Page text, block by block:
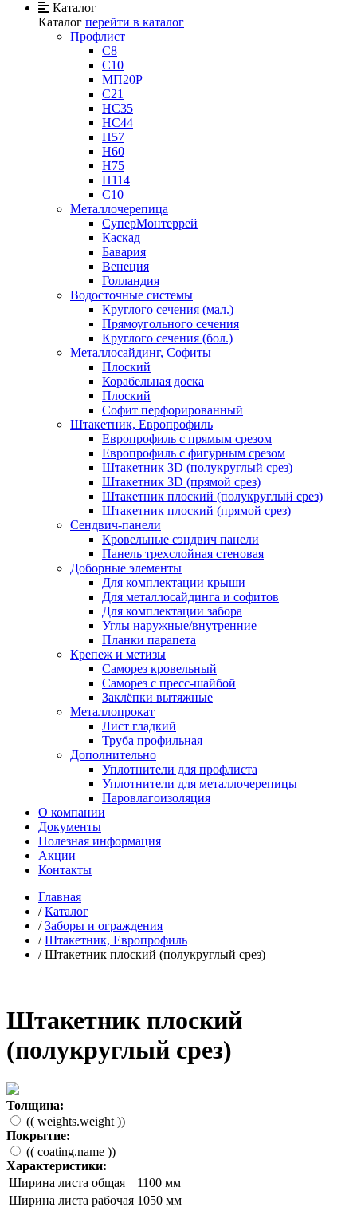
Каталог
Каталог перейти в каталог
Профлист
С8
С10
МП20Р
С21
HC35
НС44
Н57
Н60
Н75
Н114
С10
Металлочерепица
СуперМонтеррей
Каскад
Бавария
Венеция
Голландия
Водосточные системы
Круглого сечения (мал.)
Прямоугольного сечения
Круглого сечения (бол.)
Металлосайдинг, Софиты
Плоский
Корабельная доска
Плоский
Софит перфорированный
Штакетник, Европрофиль
Европрофиль с прямым срезом
Европрофиль с фигурным срезом
Штакетник 3D (полукруглый срез)
Штакетник 3D (прямой срез)
Штакетник плоский (полукруглый срез)
Штакетник плоский (прямой срез)
Сендвич-панели
Кровельные сэндвич панели
Панель трехслойная стеновая
Доборные элементы
Для комплектации крыши
Для металлосайдинга и софитов
Для комплектации забора
Углы наружные/внутренние
Планки парапета
Крепеж и метизы
Саморез кровельный
Саморез с пресс-шайбой
Заклёпки вытяжные
Металлопрокат
Лист гладкий
Труба профильная
Дополнительно
Уплотнители для профлиста
Уплотнители для металлочерепицы
Паровлагоизоляция
О компании
Документы
Полезная информация
Акции
Контакты
Главная
/Каталог
/Заборы и ограждения
/Штакетник, Европрофиль
/Штакетник плоский (полукруглый срез)
Штакетник плоский
(полукруглый срез)
Толщина:
(( weights.weight ))
Покрытие:
(( coating.name ))
Характеристики:
Ширина листа общая
1100 мм
Ширина листа рабочая 1050 мм